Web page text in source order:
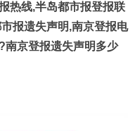
热线,半岛都市报登报联
报遗失声明,南京登报电
南京登报遗失声明多少